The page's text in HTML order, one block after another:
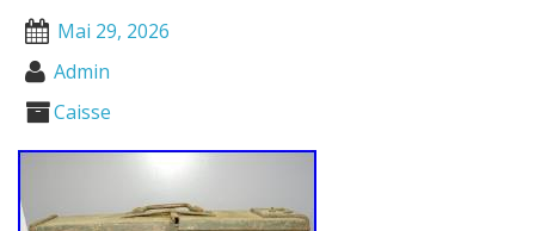
Mai 29, 2026
Admin
Caisse